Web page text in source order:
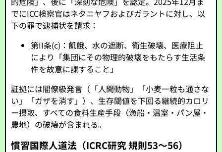
でにICC検察官はネタニヤフおよびガラントに対し、以
下の罪で逮捕状を請求：
第II条(c)：飢餓、水の遮断、衛生破壊、医療阻止
により「集団にその物理的破壊をもたらす生活条
件を故意に課すること」
証拠には閣僚級発言（「人間動物」「小麦一粒も通さな
い」「ガザを消す」）、生存閾値を下回る継続的カロリ
ー摂取、すべての食料生産手段（漁船・温室・パン屋・
農地）の破壊が含まれる。
慣習国際人道法（ICRC研究 規則53〜56）